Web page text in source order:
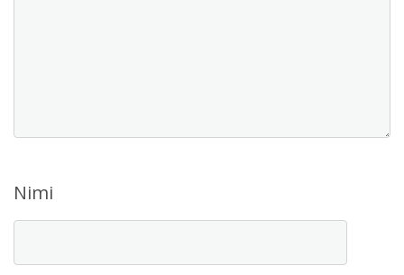
Nimi